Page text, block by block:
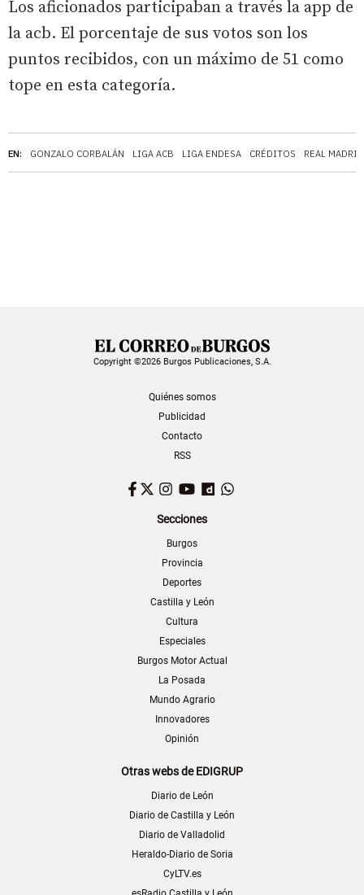
EN: GONZALO CORBALÁN LIGA ACB LIGA ENDESA CRÉDITOS REAL MADRID
Los aficionados participaban a través la app de
la acb. El porcentaje de sus votos son los
puntos recibidos, con un máximo de 51 como
tope en esta categoría.
Copyright ©2026 Burgos Publicaciones, S.A.
Quiénes somos
Publicidad
Contacto
RSS
Facebook
TwitterInstagram
YouTubeDailymotion
Secciones
Burgos
Provincia
Deportes
Castilla y León
Cultura
Especiales
Burgos Motor Actual
La Posada
Mundo Agrario
Innovadores
Opinión
Otras webs de EDIGRUP
Diario de León
Diario de Castilla y León
Diario de Valladolid
Heraldo-Diario de Soria
CyLTV.es